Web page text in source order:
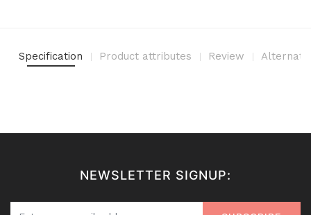
Specification Product attributes Review
NEWSLETTER SIGNUP: